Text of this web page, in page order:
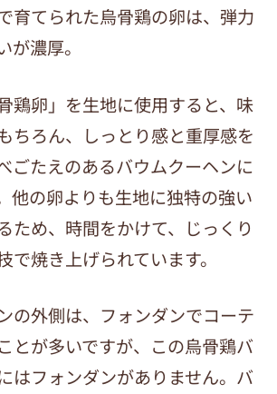
育てられた烏骨鶏の卵は、弾力
が濃厚。
鶏卵」を生地に使用すると、味
ちろん、しっとり感と重厚感を
ごたえのあるバウムクーヘンに
他の卵よりも生地に独特の強い
ため、時間をかけて、じっくり
で焼き上げられています。
の外側は、フォンダンでコーテ
とが多いですが、この烏骨鶏バ
はフォンダンがありません。バ